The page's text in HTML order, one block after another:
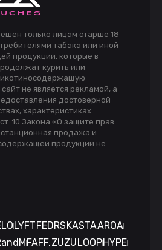
только лицам старше 18
табака или иной
продукции, которые в
курить или
не является рекламой, а
достоверной
характеристиках
10 Закона «О защите прав
продажа и
продукции не
LYFT FEDRS KASTAARQA
FAFF.ZUZU LOOPHYPE